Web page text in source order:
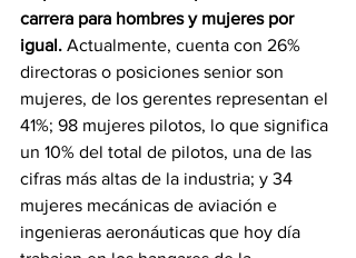
carrera para hombres y mujeres por
igual. Actualmente, cuenta con 26%
directoras o posiciones senior son
mujeres, de los gerentes representan el
41%; 98 mujeres pilotos, lo que significa
un 10% del total de pilotos, una de las
cifras más altas de la industria; y 34
mujeres mecánicas de aviación e
ingenieras aeronáuticas que hoy día